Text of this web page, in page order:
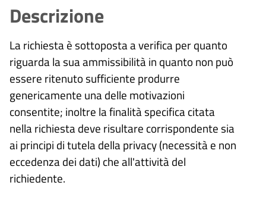
Descrizione
La richiesta è sottoposta a verifica per quanto
riguarda la sua ammissibilità in quanto non può
essere ritenuto sufficiente produrre
genericamente una delle motivazioni
consentite; inoltre la finalità specifica citata
nella richiesta deve risultare corrispondente sia
ai principi di tutela della privacy (necessità e non
eccedenza dei dati) che all'attività del
richiedente.